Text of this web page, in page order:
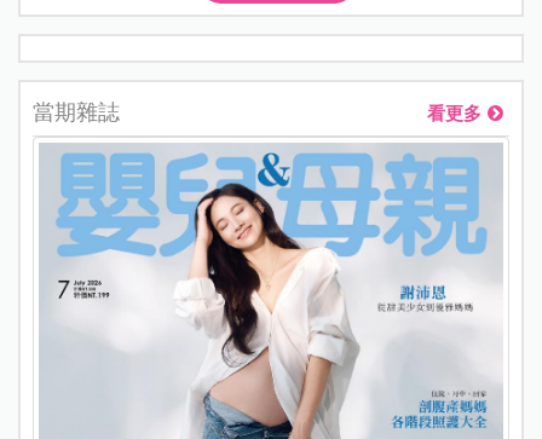
當期雜誌 看更多